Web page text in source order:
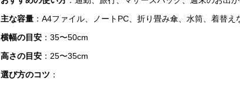
主な容量 ：A4ファイル、ノートPC、折り畳み傘、水筒、着替え
横幅の目安 ：35〜50cm
高さの目安 ：25〜35cm
選び方のコツ ：